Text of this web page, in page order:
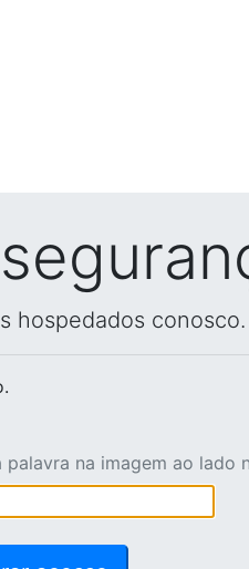
hospedados conosco.
palavra na imagem ao lado